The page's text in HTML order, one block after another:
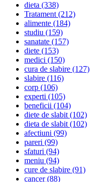
dieta (338)
Tratament(212)
alimente (184)
studiu (159)
sanatate (157)
diete (153)
medici (150)
cura de slabire (127)
slabire (116)
corp (106)
experti (105)
beneficii (104)
diete de slabit(102)
dieta de slabit(102)
afectiuni (99)
pareri (99)
sfaturi (94)
meniu (94)
cure de slabire (91)
cancer(88)